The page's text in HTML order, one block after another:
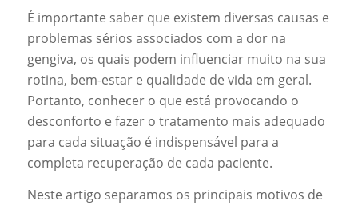
É importante saber que existem diversas causas e
problemas sérios associados com a dor na
gengiva, os quais podem influenciar muito na sua
rotina, bem-estar e qualidade de vida em geral.
Portanto, conhecer o que está provocando o
desconforto e fazer o tratamento mais adequado
para cada situação é indispensável para a
completa recuperação de cada paciente.
Neste artigo separamos os principais motivos de